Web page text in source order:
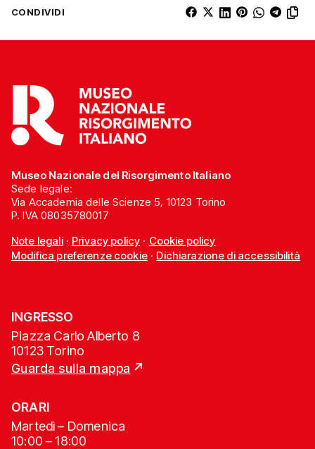
CONDIVIDI
Museo Nazionale del Risorgimento Italiano
Sede legale:
Via Accademia delle Scienze 5, 10123 Torino
P. IVA 08035780017
Note legali· Privacy policy · Cookie policy
Modifica preferenze cookie· Dichiarazione di accessibilità
INGRESSO
Piazza Carlo Alberto 8
10123 Torino
Guarda sulla mappa
ORARI
Martedì – Domenica
10:00 – 18:00